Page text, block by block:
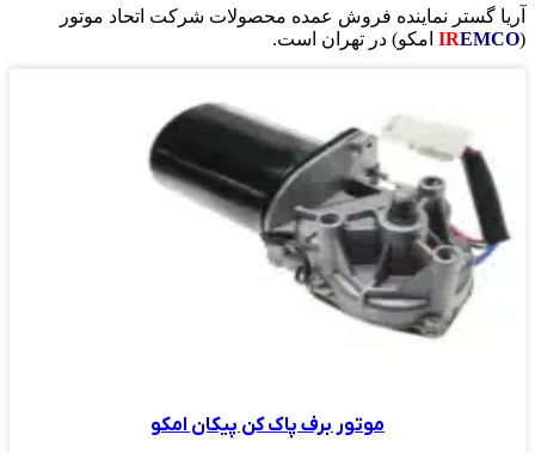
نماینده فروش عمده محصولات شرکت اتحاد موتور
IRامکو) در تهران است.
موتور برف پاک کن پیکان امکو